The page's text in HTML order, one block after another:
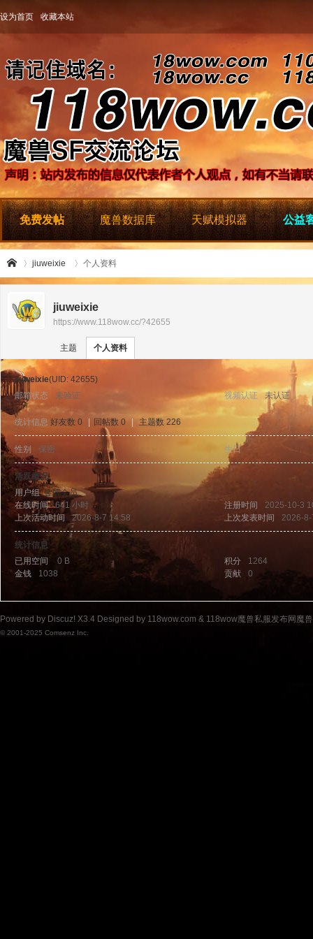
设为首页 收藏本站
免费发帖 魔兽数据库 天赋模拟器 公益
8w
jiuweixie
›
个人资料
jiuweixie
https://www.118wow.cc/?42655
主题 个人资料
jiuweixie(UID: 42655)
邮箱状态
未验证 视频认证 未认证
统计信息 好友数 0 回帖数 0 主题数 226
性别 保密 生日 -
活跃概况
用户组金牌会员
在线时间
641 小时 注册时间
2025-10-3
上次活动时间
2026-8-7 14:58 上次发表时间 2026-
统计信息
已用空间
0 B 积分
1264
金钱
1038 贡献 0
Powered by Discuz! X3.4 Designed by 118wow.com & 118wow魔兽私服发布网魔
© 2001-2025 Comsenz Inc.